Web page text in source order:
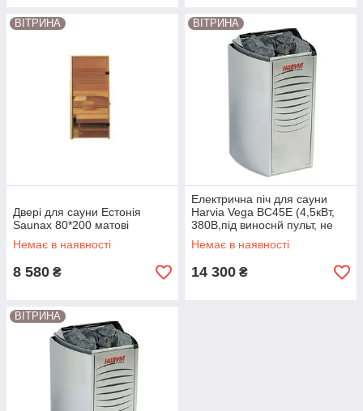
ВІТРИНА
Двері для сауни Естонія
Saunax 80*200 матові
Немає в наявності
8 580 ₴
ВІТРИНА
Електрична піч для сауни
Harvia Vega BC45E (4,5кВт,
380В,під виноснй пульт, не
постачається у комплекті)
Немає в наявності
14 300 ₴
ВІТРИНА